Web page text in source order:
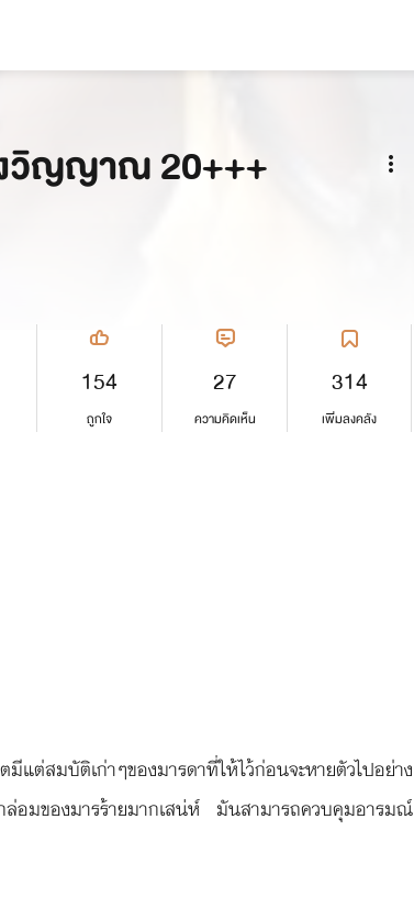
วิญญาณ 20+++
154
ถูกใจ
27
ความคิดเห็น
314
เพิ่มลงคลัง
ต่สมบัติเก่าๆของมารดาที่ให้ไว้ก่อนจะหายตัวไปอย่าง
ล่อมของมารร้ายมากเสน่ห์ มันสามารถควบคุมอารมณ์